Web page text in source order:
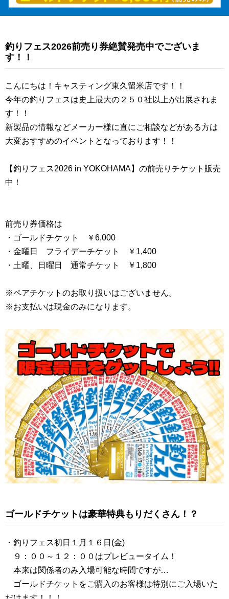
釣りフェス2026前売り券絶賛発売中でございま
す！！
こんにちは！キャスティング東久留米店です！！
今年の釣りフェスは史上最大の２５０社以上が出展されま
す！！
新製品の情報などメーカー様に直にご相談などがある方は
大変おすすめのイベントとなっております！！
【釣りフェス2026 in YOKOHAMA】の前売りチケット販売
中！
前売り券価格は
・ゴールドチケット ￥6,000
・金曜日 フライデーチケット ￥1,400
・土曜、日曜日 通常チケット ￥1,800
※ペアチケットのお取り扱いはございません。
※お支払いは現金のみになります。
ゴールドチケットは豪華特典もりだくさん！？
・釣りフェス初日１月１６日(金)
９：００～１２：００はプレビュータイム！
本来は関係者のみ入場可能な時間ですが…
ゴールドチケットをご購入のお客様は特別にご入場いた